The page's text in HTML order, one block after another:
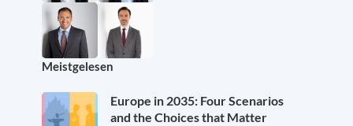
Meistgelesen
Europe in 2035: Four Scenarios
and the Choices that Matter